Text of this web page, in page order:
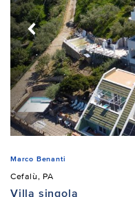
Marco Benanti
Cefalù, PA
Villa singola